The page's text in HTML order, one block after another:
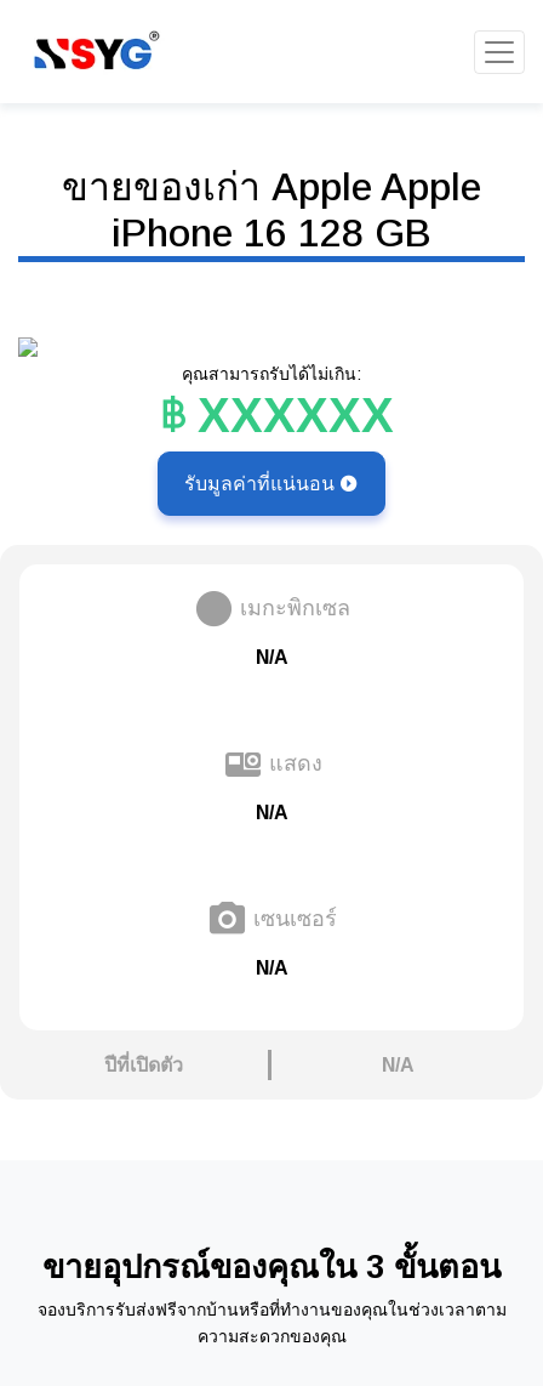
ขายของเก่า Apple Apple
iPhone 16 128 GB
คุณสามารถรับได้ไม่เกิน:
XXXXXX
รับมูลค่าที่แน่นอน
เมกะพิกเซล
N/A
แสดง
N/A
เซนเซอร์
N/A
ปีที่เปิดตัว N/A
ขายอุปกรณ์ของคุณใน 3 ขั้นตอน
จองบริการรับส่งฟรีจากบ้านหรือที่ทำงานของคุณในช่วงเวลาตาม
ความสะดวกของคุณ